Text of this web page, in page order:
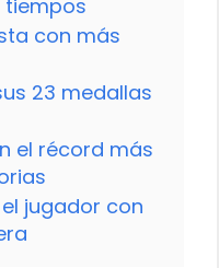
tiempos
con más
23 medallas
el récord más
jugador con